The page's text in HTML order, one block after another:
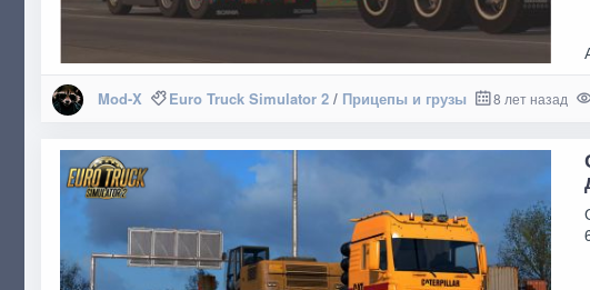
Mod-X Euro Truck Simulator 2/ Прицепы и грузы 8 лет назад